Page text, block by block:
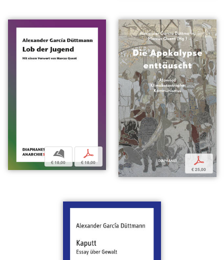
b
€ 18,00
p
€ 18,00 p
€ 25,00